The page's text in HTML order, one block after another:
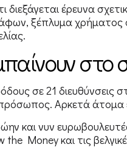
έρευνα
ξέπλυμα χρήματος
σε 21 διευθύνσεις
Αρκετά άτομα
και νυν
Money και τις